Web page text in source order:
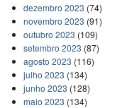
dezembro 2023 (74)
novembro 2023 (91)
outubro 2023 (109)
setembro 2023 (87)
agosto 2023 (116)
julho 2023 (134)
junho 2023 (128)
maio 2023 (134)